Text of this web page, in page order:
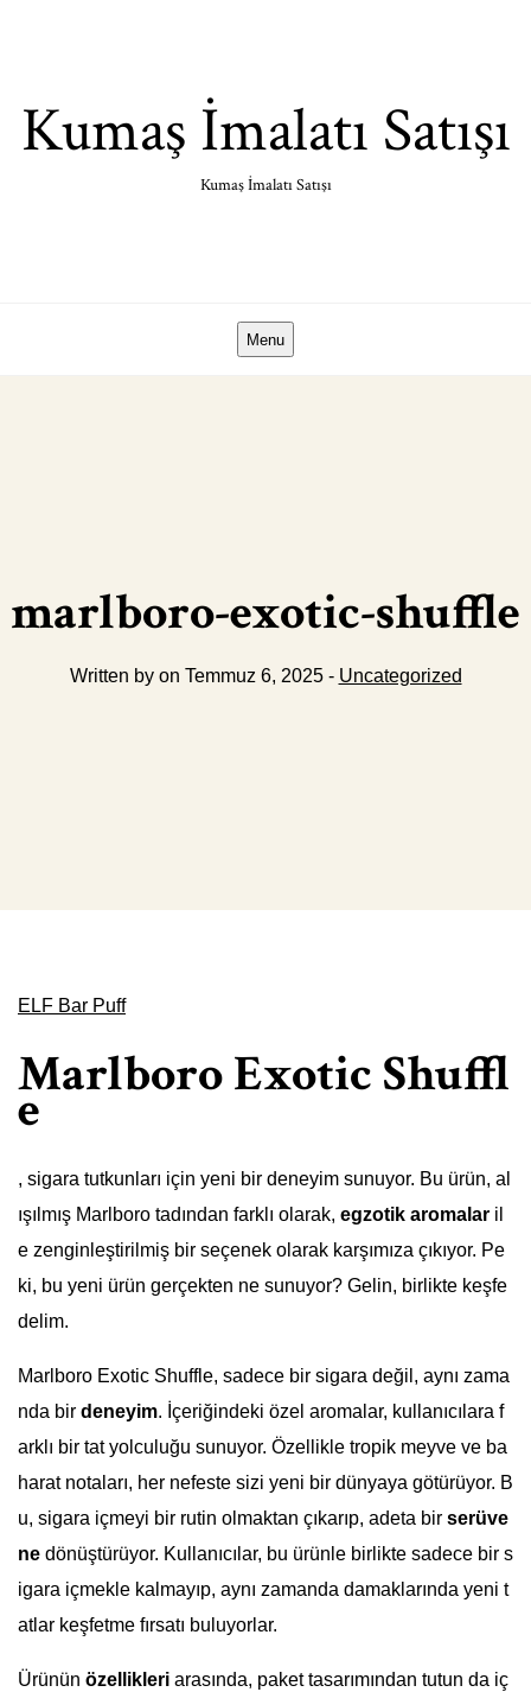
Kumaş İmalatı Satışı
Kumaş İmalatı Satışı
Menu
marlboro-exotic-shuffle
Written by on Temmuz 6, 2025 - Uncategorized
ELF Bar Puff
Marlboro Exotic Shuffl
e
, sigara tutkunları için yeni bir deneyim sunuyor. Bu ürün, al
ışılmış Marlboro tadından farklı olarak, egzotik aromalar il
e zenginleştirilmiş bir seçenek olarak karşımıza çıkıyor. Pe
ki, bu yeni ürün gerçekten ne sunuyor? Gelin, birlikte keşfe
delim.
Marlboro Exotic Shuffle, sadece bir sigara değil, aynı zama
nda bir deneyim. İçeriğindeki özel aromalar, kullanıcılara f
arklı bir tat yolculuğu sunuyor. Özellikle tropik meyve ve ba
harat notaları, her nefeste sizi yeni bir dünyaya götürüyor. B
u, sigara içmeyi bir rutin olmaktan çıkarıp, adeta bir serüve
ne dönüştürüyor. Kullanıcılar, bu ürünle birlikte sadece bir s
igara içmekle kalmayıp, aynı zamanda damaklarında yeni t
atlar keşfetme fırsatı buluyorlar.
Ürünün özellikleri arasında, paket tasarımından tutun da iç